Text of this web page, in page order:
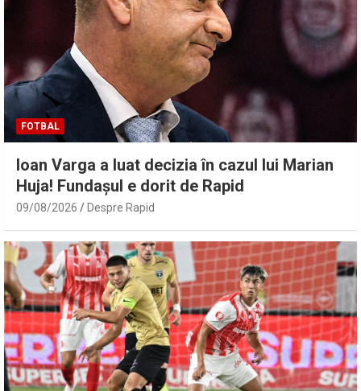
FOTBAL
Ioan Varga a luat decizia în cazul lui Marian
Huja! Fundașul e dorit de Rapid
09/08/2026 Despre Rapid